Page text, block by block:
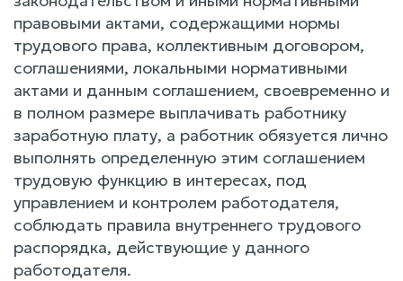
правовыми актами, содержащими нормы
трудового права, коллективным договором,
соглашениями, локальными нормативными
актами и данным соглашением, своевременно и
в полном размере выплачивать работнику
заработную плату, а работник обязуется лично
выполнять определенную этим соглашением
трудовую функцию в интересах, под
управлением и контролем работодателя,
соблюдать правила внутреннего трудового
распорядка, действующие у данного
работодателя.